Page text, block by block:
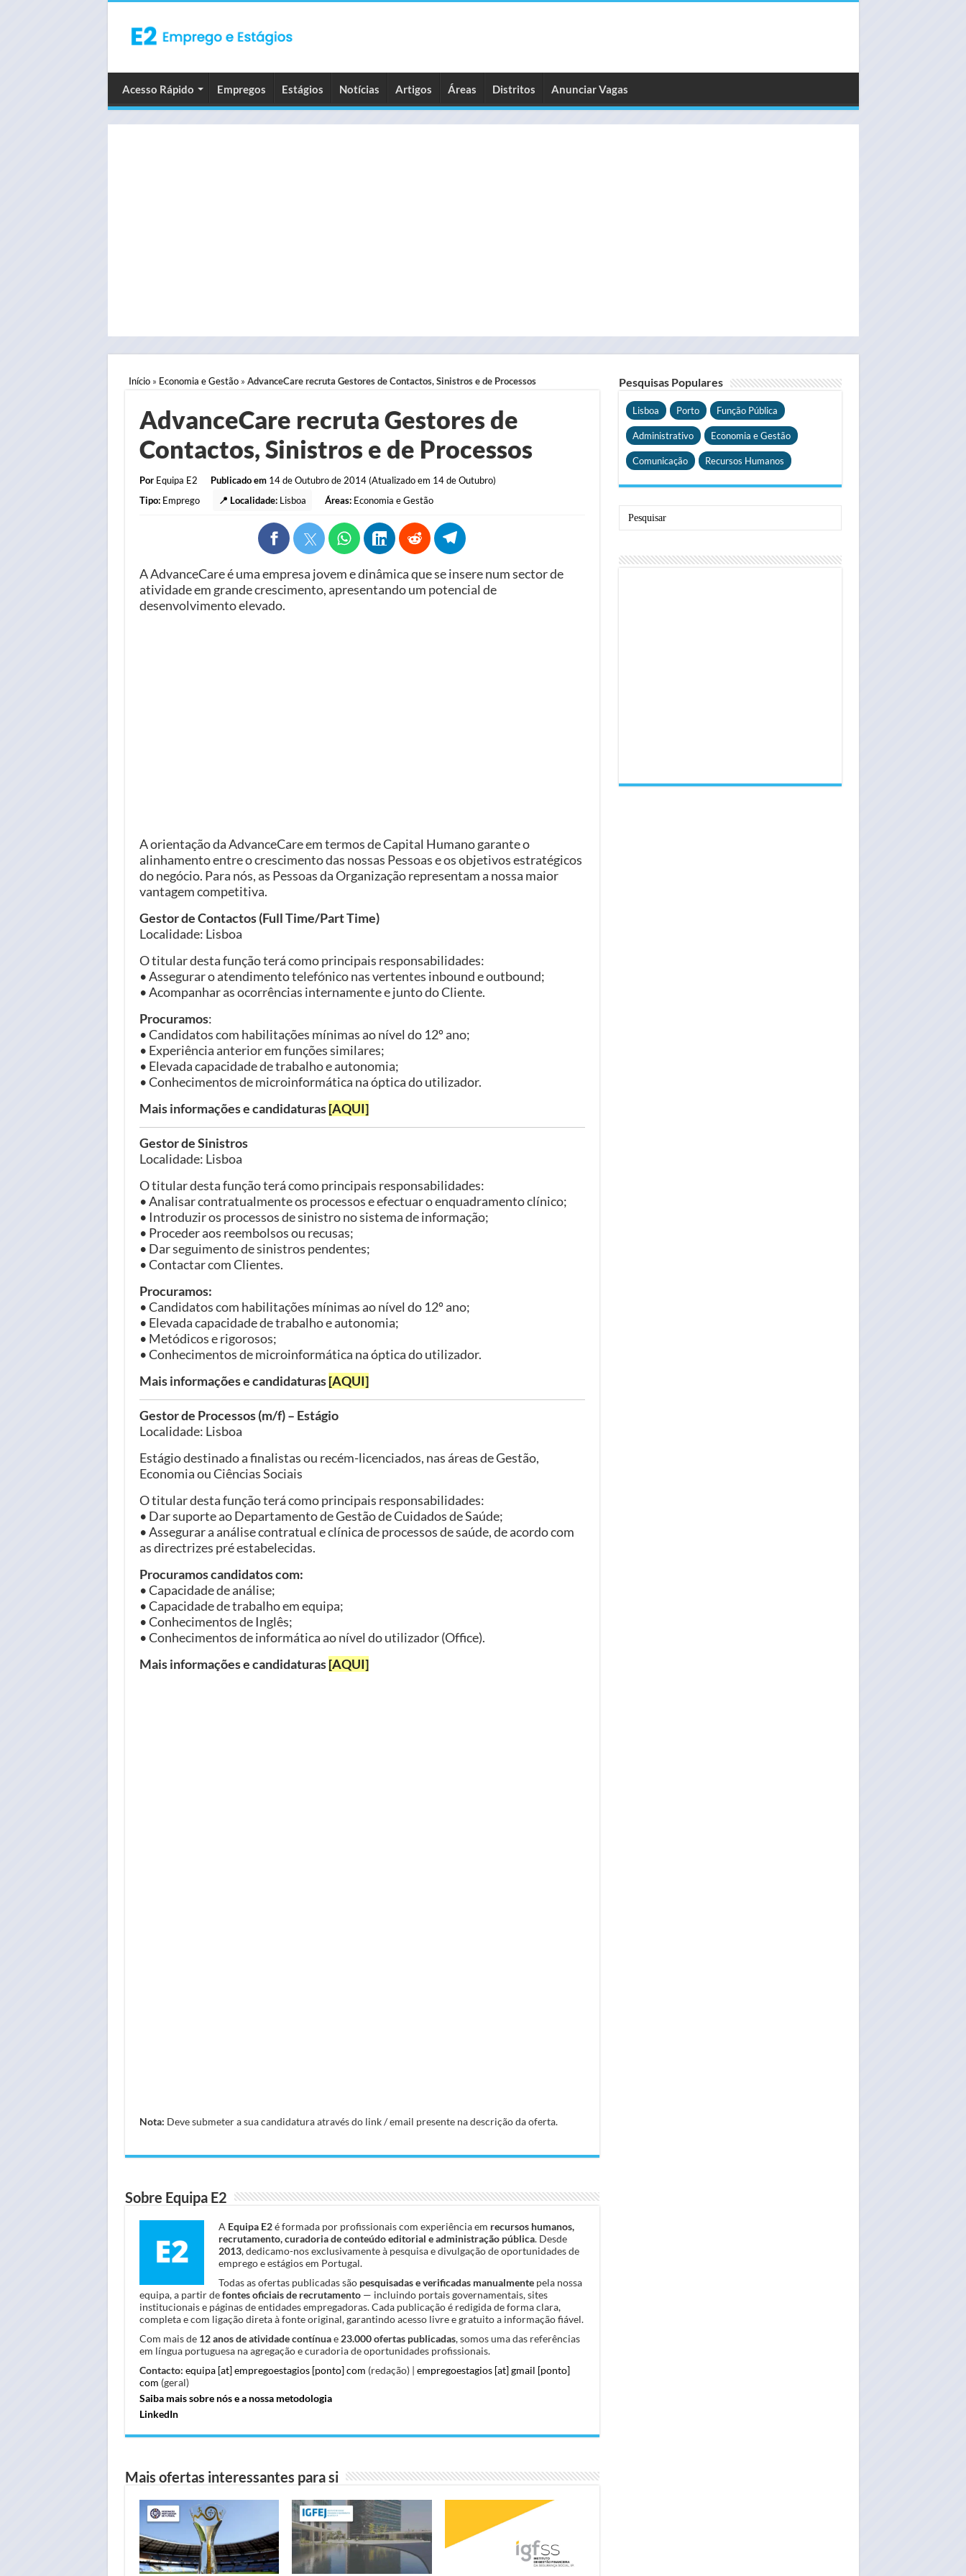
Acesso Rápido Empregos Estágios Notícias Artigos Áreas Distritos Anunciar Vagas
Início» Economia e Gestão» AdvanceCare recruta Gestores de Contactos, Sinistros e de Processos
AdvanceCare recruta Gestores de
Contactos, Sinistros e de Processos
Por Equipa E2 Publicado em14 de Outubro de 2014 (Atualizado em 14 de Outubro)
Tipo: Emprego 📍 Localidade: Lisboa Áreas: Economia e Gestão
A AdvanceCare é uma empresa jovem e dinâmica que se insere num sector de
atividade em grande crescimento, apresentando um potencial de
desenvolvimento elevado.
A orientação da AdvanceCare em termos de Capital Humano garante o
alinhamento entre o crescimento das nossas Pessoas e os objetivos estratégicos
do negócio. Para nós, as Pessoas da Organização representam a nossa maior
vantagem competitiva.
Gestor de Contactos (Full Time/Part Time)
Localidade: Lisboa
O titular desta função terá como principais responsabilidades:
• Assegurar o atendimento telefónico nas vertentes inbound e outbound;
• Acompanhar as ocorrências internamente e junto do Cliente.
Procuramos:
• Candidatos com habilitações mínimas ao nível do 12º ano;
• Experiência anterior em funções similares;
• Elevada capacidade de trabalho e autonomia;
• Conhecimentos de microinformática na óptica do utilizador.
Mais informações e candidaturas[AQUI]
Gestor de Sinistros
Localidade: Lisboa
O titular desta função terá como principais responsabilidades:
• Analisar contratualmente os processos e efectuar o enquadramento clínico;
• Introduzir os processos de sinistro no sistema de informação;
• Proceder aos reembolsos ou recusas;
• Dar seguimento de sinistros pendentes;
• Contactar com Clientes.
Procuramos:
• Candidatos com habilitações mínimas ao nível do 12º ano;
• Elevada capacidade de trabalho e autonomia;
• Metódicos e rigorosos;
• Conhecimentos de microinformática na óptica do utilizador.
Mais informações e candidaturas[AQUI]
Gestor de Processos (m/f) – Estágio
Localidade: Lisboa
Estágio destinado a finalistas ou recém-licenciados, nas áreas de Gestão,
Economia ou Ciências Sociais
O titular desta função terá como principais responsabilidades:
• Dar suporte ao Departamento de Gestão de Cuidados de Saúde;
• Assegurar a análise contratual e clínica de processos de saúde, de acordo com
as directrizes pré estabelecidas.
Procuramos candidatos com:
• Capacidade de análise;
• Capacidade de trabalho em equipa;
• Conhecimentos de Inglês;
• Conhecimentos de informática ao nível do utilizador (Office).
Mais informações e candidaturas[AQUI]
Nota: Deve submeter a sua candidatura através do link / email presente na descrição da oferta.
Sobre Equipa E2
A Equipa E2é formada por profissionais com experiência em recursos humanos,
recrutamento, curadoria de conteúdo editorial e administração pública. Desde
2013, dedicamo-nos exclusivamente à pesquisa e divulgação de oportunidades de
emprego e estágios em Portugal.
Todas as ofertas publicadas são pesquisadas e verificadas manualmentepela nossa
equipa, a partir defontes oficiais de recrutamento— incluindo portais governamentais, sites
institucionais e páginas de entidades empregadoras. Cada publicação é redigida de forma clara,
completa e com ligação direta à fonte original, garantindo acesso livre e gratuito a informação fiável.
Com mais de 12 anos de atividade contínuae 23.000 ofertas publicadas, somos uma das referências
em língua portuguesa na agregação e curadoria de oportunidades profissionais.
Contacto: equipa [at] empregoestagios [ponto] com (redação) | empregoestagios [at] gmail [ponto]
com (geral)
Saiba mais sobre nós e a nossa metodologia
LinkedIn
Mais ofertas interessantes para si
Pesquisas Populares
Lisboa Porto Função Pública
Administrativo Economia e Gestão
Comunicação Recursos Humanos